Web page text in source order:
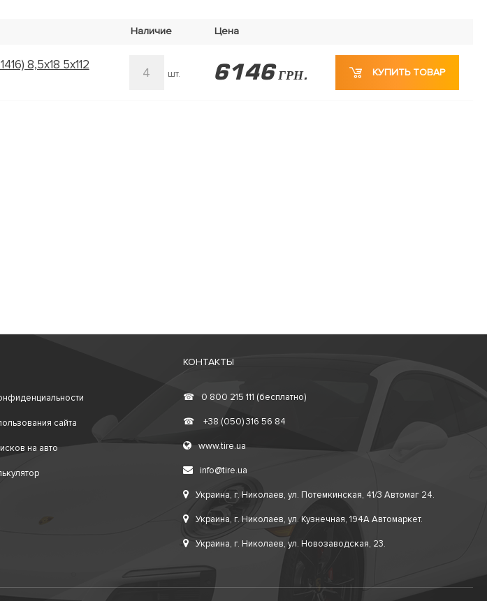
Наличие Цена
8,5x18 5x112
4 шт. 6146 ГРН. КУПИТЬ ТОВАР
сайта
на авто
КОНТАКТЫ
☎ 0 800 215 111 (бесплатно)
☎ +38 (050) 316 56 84
www.tire.ua
info@tire.ua
Украина, г. Николаев, ул. Потемкинская, 41/3 Автомаг 24.
Украина, г. Николаев, ул. Кузнечная, 194А Автомаркет.
Украина, г. Николаев, ул. Новозаводская, 23.